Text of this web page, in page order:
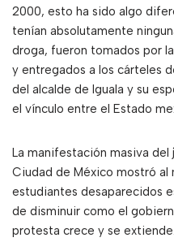
2000, esto ha sido algo
tenían absolutamente
droga, fueron tomados por
y entregados a los cárteles
del alcalde de Iguala y su
el vínculo entre el Estado
La manifestación masiva
Ciudad de México mostró al
estudiantes desaparecidos
de disminuir como el
protesta crece y se